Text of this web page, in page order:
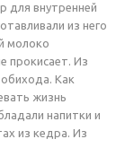
для внутренней
из него
молоко
прокисает. Из
Как
жизнь
напитки и
из кедра. Из